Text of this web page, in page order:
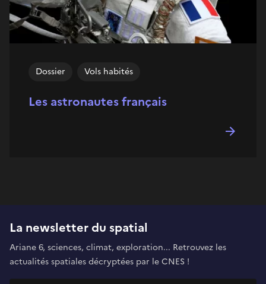
Les astronautes français
Dossier Vols habités
La newsletter du spatial
Ariane 6, sciences, climat, exploration... Retrouvez les
actualités spatiales décryptées par le CNES !